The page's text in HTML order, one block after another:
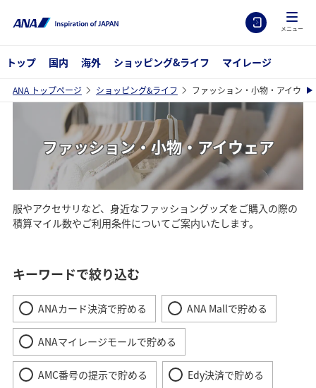
メニュー
トップ 国内 海外 ショッピング&ライフ マイレージ
ANA トップページ ショッピング&ライフ ファッション・小物・アイウェ
ファッション・小物・アイウェア
服やアクセサリなど、身近なファッショングッズをご購入の際の
積算マイル数やご利用条件についてご案内いたします。
キーワードで絞り込む
ANAカード決済で貯める ANA Mallで貯める
ANAマイレージモールで貯める
AMC番号の提示で貯める Edy決済で貯める